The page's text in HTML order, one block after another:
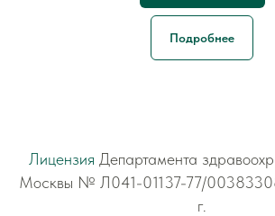
Подробнее
Лицензия Департамента
Москвы № Л041-01137-77/
г.